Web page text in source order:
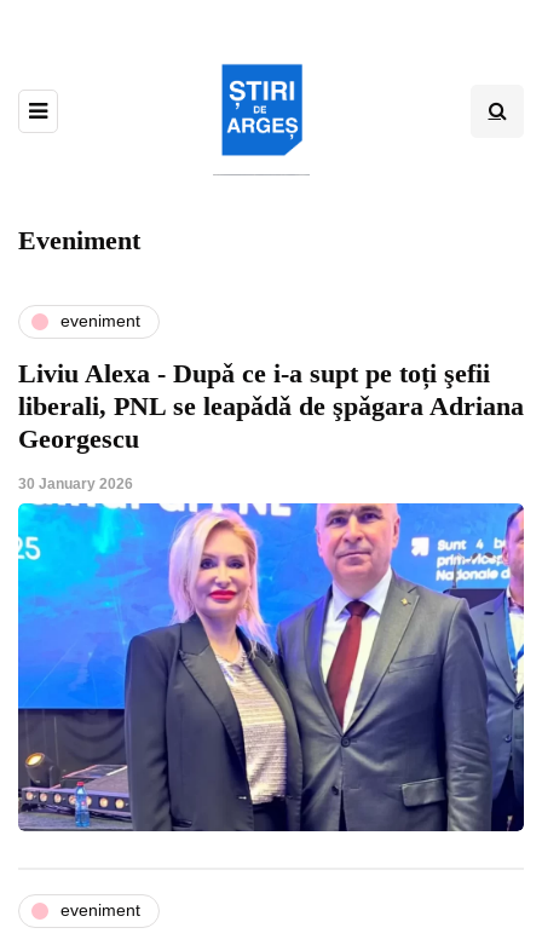
Eveniment
eveniment
Liviu Alexa - Dupǎ ce i-a supt pe toți şefii
liberali, PNL se leapǎdǎ de şpǎgara Adriana
Georgescu
30 January 2026
eveniment